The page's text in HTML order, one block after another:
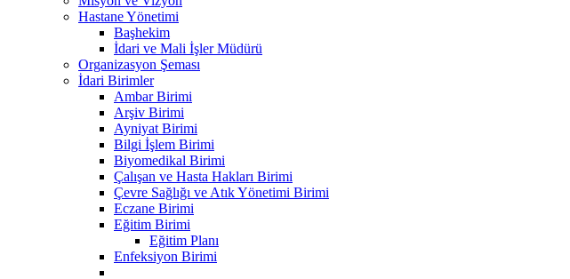
Hastane Yönetimi
Başhekim
İdari ve Mali İşler Müdürü
Organizasyon Şeması
İdari Birimler
Ambar Birimi
Arşiv Birimi
Ayniyat Birimi
Bilgi İşlem Birimi
Biyomedikal Birimi
Çalışan ve Hasta Hakları Birimi
Çevre Sağlığı ve Atık Yönetimi Birimi
Eczane Birimi
Eğitim Birimi
Eğitim Planı
Enfeksiyon Birimi